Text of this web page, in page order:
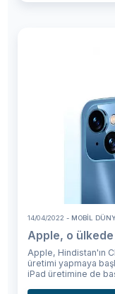
14/04/2022 - MOBIL
Apple, o ülkede
Apple, Hindistan'ın
üretimi yapmaya
iPad üretimine de